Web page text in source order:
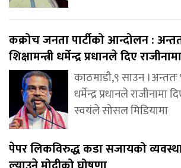
कक्रोच जनता पार्टीको आन्दोलन :
शिक्षामन्त्री धर्मेन्द्र प्रधानले दिए राजीनामा
काठमाडौ,९ साउन ।अन्ततः
धर्मेन्द्र प्रधानले राजीनामा
स्वयंले सोसल मिडियामा
पेपर लिकविरुद्ध कडा सजायको